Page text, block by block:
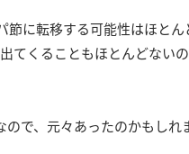
に転移する可能性はほとん
てくることもほとんどない
で、元々あったのかもしれ